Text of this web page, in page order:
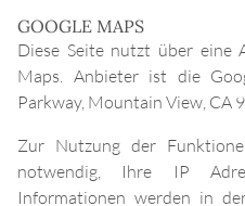
GOOGLE MAPS
Diese Seite nutzt über eine
Maps. Anbieter ist die
Parkway, Mountain View, CA
Zur Nutzung der
notwendig, Ihre IP
Informationen werden in